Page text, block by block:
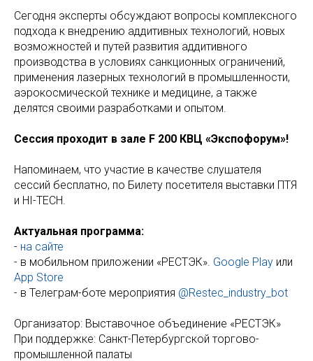
Сегодня эксперты обсуждают вопросы комплексного
подхода к внедрению аддитивных технологий, новых
возможностей и путей развития аддитивного
производства в условиях санкционных ограничений,
применения лазерных технологий в промышленности,
аэрокосмической технике и медицине, а также
делятся своими разработками и опытом.
Сессия проходит в зале F 200 КВЦ «Экспофорум»!
Напоминаем, что участие в качестве слушателя
сессий бесплатно, по Билету посетителя выставки ПТЯ
и HI-TECH.
Актуальная программа:
- на сайте
- в мобильном приложении «РЕСТЭК». Google Play или
App Store
- в Телеграм-боте мероприятия @Restec_industry_bot
Организатор: Выставочное объединение «РЕСТЭК»
При поддержке: Санкт-Петербургской торгово-
промышленной палаты